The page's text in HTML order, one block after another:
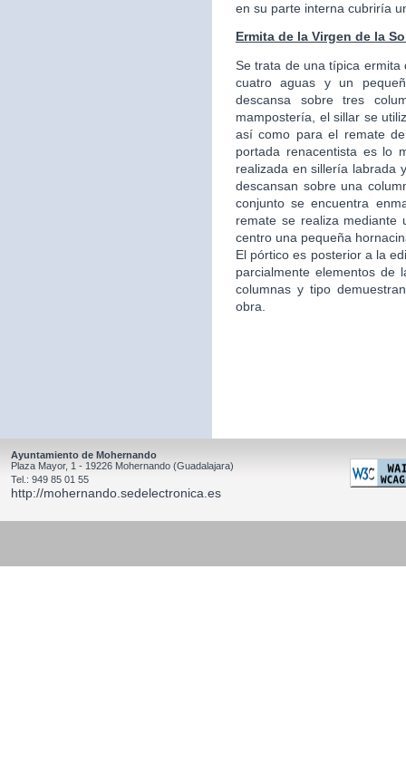
en su parte interna cubriría
Ermita de la Virgen de la
Se trata de una típica ermita
cuatro aguas y un
descansa sobre tres
mampostería, el sillar se
así como para el remate
portada renacentista es lo
realizada en sillería labrada
descansan sobre una
conjunto se encuentra
remate se realiza
centro una pequeña
El pórtico es posterior a la
parcialmente elementos de
columnas y tipo
obra.
Ayuntamiento de Mohernando
Plaza Mayor, 1 - 19226 Mohernando (Guadalajara)
Tel.: 949 85 01 55
http://mohernando.sedelectronica.es